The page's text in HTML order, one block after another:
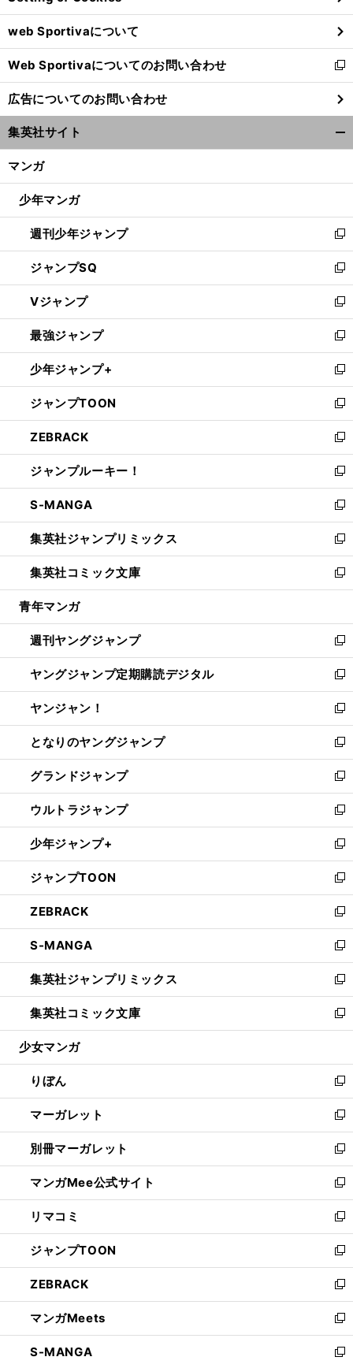
ウ
で
開
く
web Sportivaについて
Web Sportivaについてのお問い合わせ
新
し
い
ウ
ィ
ン
ウ
開
く
広告についてのお問い合わせ
集英社サイト
マンガ
少年マンガ
週刊少年ジャンプ
新
し
い
ウ
ィ
ン
ド
ウ
で
開
く
ジャンプSQ
新
し
い
ウ
ィ
ン
ド
ウ
で
開
く
Vジャンプ
新
し
い
ウ
ィ
ン
ド
ウ
で
開
く
最強ジャンプ
新
し
い
ウ
ィ
ン
ド
ウ
で
開
く
少年ジャンプ+
新
し
い
ウ
ィ
ン
ド
ウ
で
開
く
ジャンプTOON
新
し
い
ウ
ィ
ン
ド
ウ
で
開
く
ZEBRACK
新
し
い
ウ
ィ
ン
ド
ウ
で
開
ジャンプルーキー！
新
し
い
ウ
ィ
ン
ド
ウ
開
く
S-MANGA
新
し
い
ウ
ィ
ン
ウ
で
開
く
集英社ジャンプリミックス
新
し
い
ウ
ン
ド
ウ
で
開
く
集英社コミック文庫
新
し
ウ
ィ
ン
ド
ウ
で
開
く
青年マンガ
週刊ヤングジャンプ
新
し
い
ウ
ィ
ン
ド
ウ
で
開
く
ヤングジャンプ定期購読デジタル
新
し
い
ウ
ィ
ン
ド
ウ
で
開
く
ヤンジャン！
新
し
い
ウ
ィ
ン
ド
ウ
で
開
く
となりのヤングジャンプ
新
し
い
ウ
ィ
ン
ド
ウ
で
開
く
グランドジャンプ
新
し
い
ウ
ィ
ン
ド
ウ
で
開
く
ウルトラジャンプ
新
し
い
ウ
ィ
ン
ド
ウ
で
開
く
少年ジャンプ+
新
し
い
ウ
ィ
ン
ド
ウ
で
開
く
ジャンプTOON
新
し
い
ウ
ィ
ン
ド
ウ
で
開
ZEBRACK
新
し
い
ウ
ィ
ン
ド
ウ
開
く
S-MANGA
新
し
い
ウ
ィ
ン
ウ
で
開
く
集英社ジャンプリミックス
新
し
い
ウ
ン
ド
ウ
で
開
く
集英社コミック文庫
新
し
ウ
ィ
ン
ド
ウ
で
開
く
少女マンガ
りぼん
新
し
い
ウ
ィ
ン
ド
ウ
で
開
く
マーガレット
新
し
い
ウ
ィ
ン
ド
ウ
で
開
く
別冊マーガレット
新
し
い
ウ
ィ
ン
ド
ウ
で
開
く
マンガMee公式サイト
新
し
い
ウ
ィ
ン
ド
ウ
で
開
く
リマコミ
新
し
い
ウ
ィ
ン
ド
ウ
で
ジャンプTOON
新
し
い
ウ
ィ
ン
ド
ZEBRACK
新
し
い
ウ
ィ
マンガMeets
新
し
い
S-MANGA
新